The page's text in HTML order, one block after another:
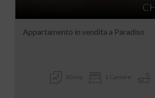
Appartamento in vendita a Paradiso
30 mq 1 Camere